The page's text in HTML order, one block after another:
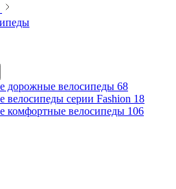
дорожные велосипеды 68
велосипеды серии Fashion 18
комфортные велосипеды 106